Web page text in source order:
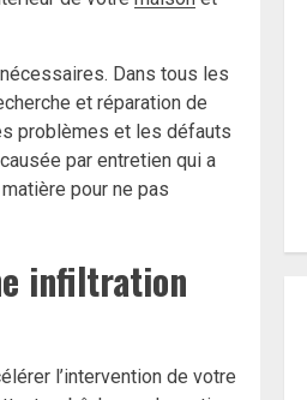
Dans tous les
et réparation de
problèmes et les défauts
par entretien qui a
pour ne pas
infiltration
l’intervention de votre